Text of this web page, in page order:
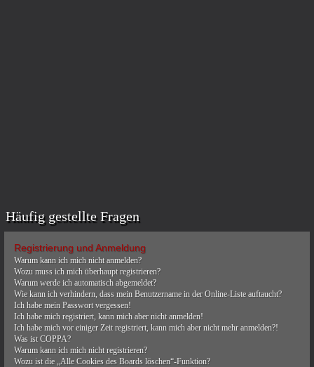
Häufig gestellte Fragen
Registrierung und Anmeldung
Warum kann ich mich nicht anmelden?
Wozu muss ich mich überhaupt registrieren?
Warum werde ich automatisch abgemeldet?
Wie kann ich verhindern, dass mein Benutzername in der Online-Liste auftaucht?
Ich habe mein Passwort vergessen!
Ich habe mich registriert, kann mich aber nicht anmelden!
Ich habe mich vor einiger Zeit registriert, kann mich aber nicht mehr anmelden?!
Was ist COPPA?
Warum kann ich mich nicht registrieren?
Wozu ist die „Alle Cookies des Boards löschen“-Funktion?